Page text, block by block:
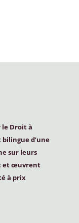
le Droit à
d’une
sur leurs
et œuvrent
à prix